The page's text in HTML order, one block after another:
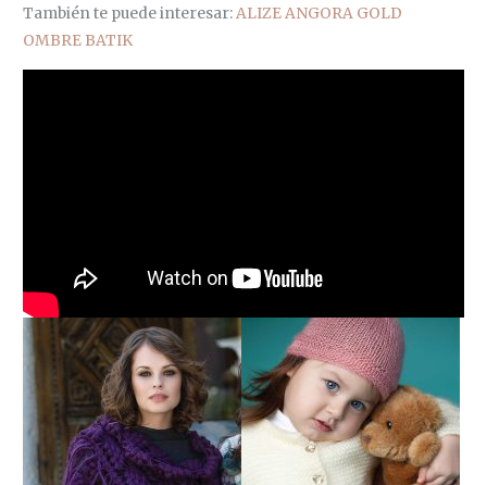
También te puede interesar:ALIZE ANGORA GOLD
OMBRE BATIK